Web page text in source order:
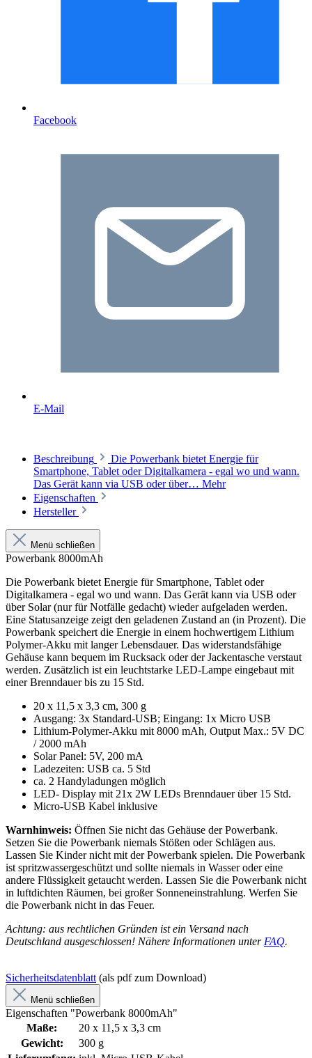
Facebook
E-Mail
Beschreibung
Die Powerbank bietet Energie für
Smartphone, Tablet oder Digitalkamera - egal wo und wann.
Das Gerät kann via USB oder über… Mehr
Eigenschaften
Hersteller
Menü schließen
Powerbank 8000mAh
Die Powerbank bietet Energie für Smartphone, Tablet oder
Digitalkamera - egal wo und wann. Das Gerät kann via USB oder
über Solar (nur für Notfälle gedacht) wieder aufgeladen werden.
Eine Statusanzeige zeigt den geladenen Zustand an (in Prozent). Die
Powerbank speichert die Energie in einem hochwertigem Lithium
Polymer-Akku mit langer Lebensdauer. Das widerstandsfähige
Gehäuse kann bequem im Rucksack oder der Jackentasche verstaut
werden. Zusätzlich ist ein leuchtstarke LED-Lampe eingebaut mit
einer Brenndauer bis zu 15 Std.
20 x 11,5 x 3,3 cm, 300 g
Ausgang: 3x Standard-USB; Eingang: 1x Micro USB
Lithium-Polymer-Akku mit 8000 mAh, Output Max.: 5V DC
/ 2000 mAh
Solar Panel: 5V, 200 mA
Ladezeiten: USB ca. 5 Std
ca. 2 Handyladungen möglich
LED- Display mit 21x 2W LEDs Brenndauer über 15 Std.
Micro-USB Kabel inklusive
Warnhinweis: Öffnen Sie nicht das Gehäuse der Powerbank.
Setzen Sie die Powerbank niemals Stößen oder Schlägen aus.
Lassen Sie Kinder nicht mit der Powerbank spielen. Die Powerbank
ist spritzwassergeschützt und sollte niemals in Wasser oder eine
andere Flüssigkeit getaucht werden. Lassen Sie die Powerbank nicht
in luftdichten Räumen, bei großer Sonneneinstrahlung. Werfen Sie
die Powerbank nicht in das Feuer.
Achtung: aus rechtlichen Gründen ist ein Versand nach
Deutschland ausgeschlossen! Nähere Informationen unter FAQ.
Sicherheitsdatenblatt (als pdf zum Download)
Menü schließen
Eigenschaften "Powerbank 8000mAh"
Maße:
20 x 11,5 x 3,3 cm
Gewicht:
300 g